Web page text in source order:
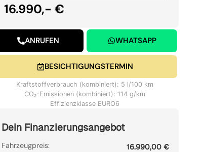
16.990,- €
ANRUFEN WHATSAPP
BESICHTIGUNGSTERMIN
Kraftstoffverbrauch (kombiniert): 5 l/100 km
CO₂-Emissionen (kombiniert): 114 g/km
Effizienzklasse EURO6
Dein Finanzierungsangebot
Fahrzeugpreis:
16.990,00 €